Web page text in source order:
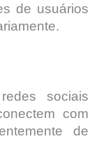
de usuários
sociais
com
de